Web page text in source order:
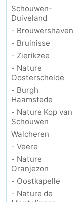
Schouwen-
Duiveland
- Brouwershaven
- Bruinisse
- Zierikzee
- Nature
Oosterschelde
- Burgh
Haamstede
- Nature Kop van
Schouwen
Walcheren
- Veere
- Nature
Oranjezon
- Oostkapelle
- Nature de